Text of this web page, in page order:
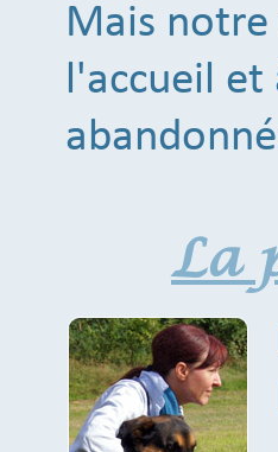
Mais notre
l'accueil
La